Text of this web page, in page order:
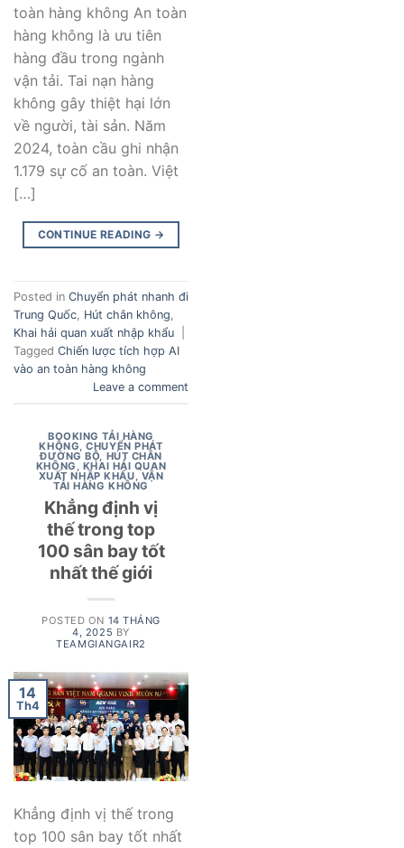
toàn hàng không An toàn
hàng không là ưu tiên
hàng đầu trong ngành
vận tải. Tai nạn hàng
không gây thiệt hại lớn
về người, tài sản. Năm
2024, toàn cầu ghi nhận
1.179 sự cố an toàn. Việt
[…]
CONTINUE READING →
Posted in Chuyển phát nhanh đi
Trung Quốc Hút chân không
Khai hải quan xuất nhập khẩu
Tagged Chiến lược tích hợp AI
vào an toàn hàng không
Leave a comment
BOOKING TẢI HÀNG
KHÔNG,CHUYỂN PHÁT
ĐƯỜNG BỘ, HÚT CHÂN
KHÔNG , KHAI HẢI QUAN
XUẤT NHẬP KHẨU, VẬN
TẢI HÀNG KHÔNG
Khẳng định vị
thế trong top
100 sân bay tốt
nhất thế giới
POSTED ON 14 THÁNG
4, 2025 BY
TEAMGIANGAIR2
14
Th4
Khẳng định vị thế trong
top 100 sân bay tốt nhất